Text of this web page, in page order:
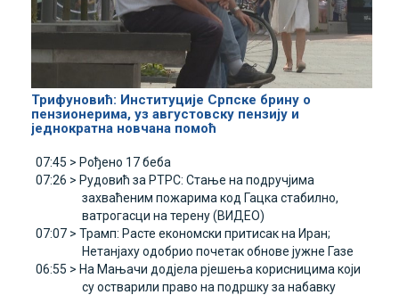
Трифуновић: Институције Српске брину о
пензионерима, уз августовску пензију и
једнократна новчана помоћ
07:45 > Рођено 17 беба
07:26 > Рудовић за РТРС: Стање на подручјима
захваћеним пожарима код Гацка стабилно,
ватрогасци на терену (ВИДЕО)
07:07 > Трамп: Расте економски притисак на Иран;
Нетанјаху одобрио почетак обнове јужне Газе
06:55 > На Мањачи додјела рјешења корисницима који
су остварили право на подршку за набавку